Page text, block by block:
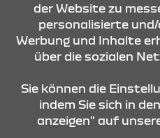
KONTAKT & ANFAHRT
der Website zu
personalisierte
Werbung und Inhalte
über die sozialen
Sie können die
indem Sie sich in
anzeigen" auf